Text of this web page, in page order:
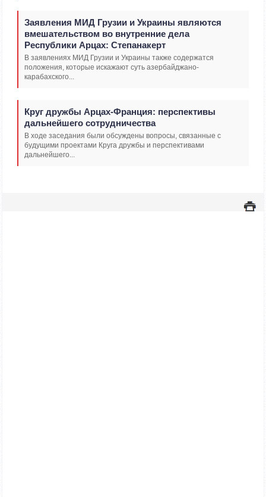
Заявления МИД Грузии и Украины являются
вмешательством во внутренние дела
Республики Арцах: Степанакерт
В заявлениях МИД Грузии и Украины также содержатся
положения, которые искажают суть азербайджано-
карабахского...
Круг дружбы Арцах-Франция: перспективы
дальнейшего сотрудничества
В ходе заседания были обсуждены вопросы, связанные с
будущими проектами Круга дружбы и перспективами
дальнейшего...